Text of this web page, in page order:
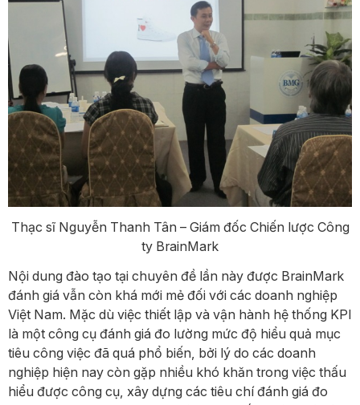
Thạc sĩ Nguyễn Thanh Tân – Giám đốc Chiến lược Công
ty BrainMark
Nội dung đào tạo tại chuyên đề lần này được BrainMark
đánh giá vẫn còn khá mới mẻ đối với các doanh nghiệp
Việt Nam. Mặc dù việc thiết lập và vận hành hệ thống KPI
là một công cụ đánh giá đo lường mức độ hiểu quả mục
tiêu công việc đã quá phổ biến, bởi lý do các doanh
nghiệp hiện nay còn gặp nhiều khó khăn trong việc thấu
hiểu được công cụ, xây dựng các tiêu chí đánh giá đo